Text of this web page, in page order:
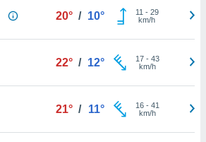
20° / 10° 11 - 29
km/h
22° / 12° 17- 43
km/h
21° / 11° 16- 41
km/h